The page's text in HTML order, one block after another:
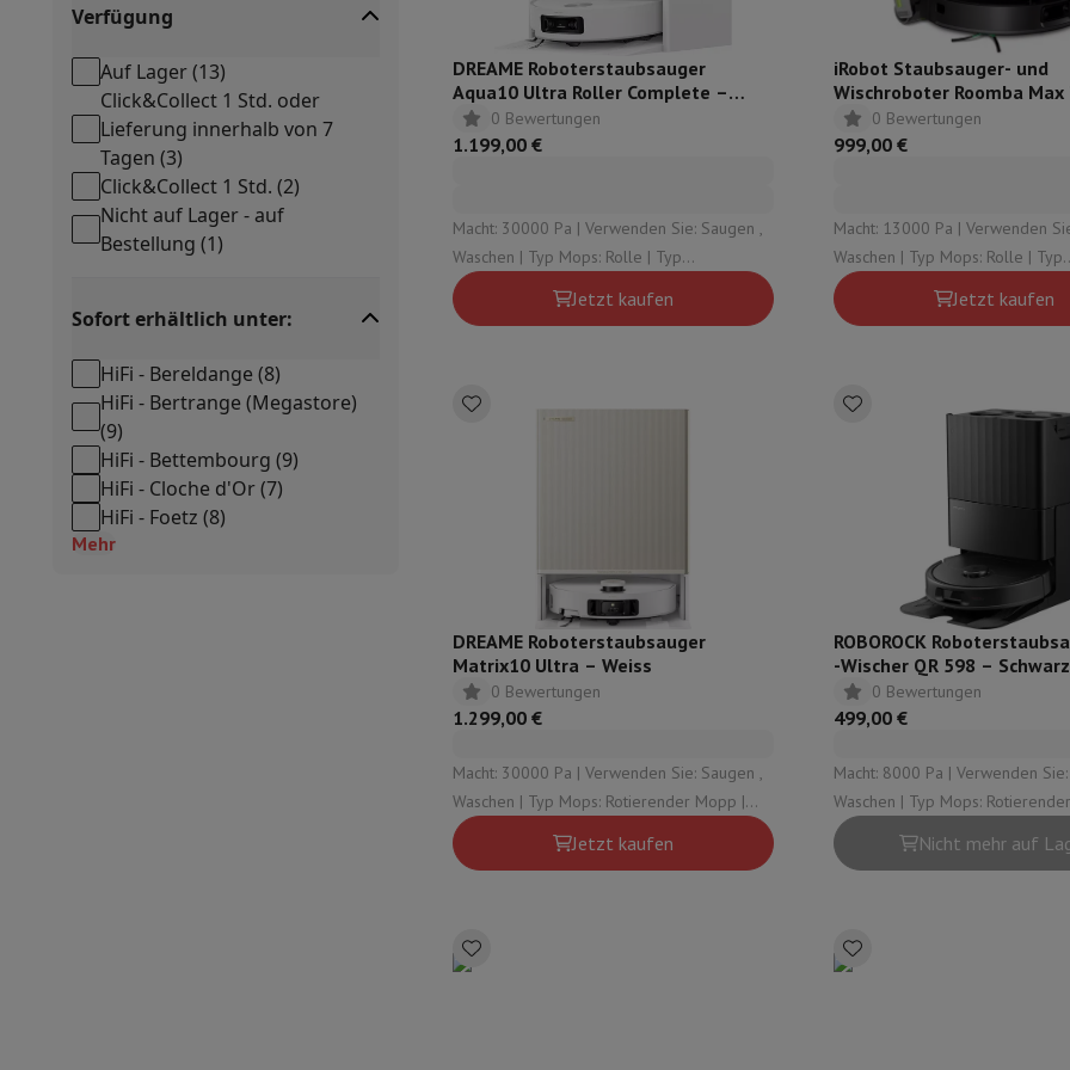
Verfügung
Auf Lager(13)
Click&Collect 1 Std. oder
Lieferung innerhalb von 7
Tagen (3)
Click&Collect 1 Std. (2)
Nicht auf Lager - auf
Bestellung (1)
Sofort erhältlich unter:
HiFi - Bereldange (8)
HiFi - Bertrange (Megastore)
(9)
HiFi - Bettembourg (9)
HiFi - Cloche d'Or(7)
HiFi - Foetz (8)
Mehr
DREAME Roboterstaubsauger
Aqua10 Ultra Roller Complete –
Weiß0 Bewertungen
1.199,00 €
Macht: 30000 Pa | Verwenden Sie: Saugen ,
Waschen | Typ Mops: Rolle | Typ
automatische Entleerungsstation: Sauberes
Wasser , Schmutziges Wasser , Staub
Jetzt kaufen
iRobot Staubsauger- und
Wischroboter Roomba Max
Combo – Schwarz
0 Bewertungen
999,00 €
Macht: 13000 Pa | Verwenden
Waschen | Typ Mops: Rolle | Typ
automatische Entleerungsstation:
Wasser , Schmutziges Wasser ,
Jetzt kaufen
DREAME Roboterstaubsauger
Matrix10 Ultra – Weiss
0 Bewertungen
1.299,00 €
Macht: 30000 Pa | Verwenden Sie: Saugen ,
Waschen | Typ Mops: Rotierender Mopp |
Typ automatische Entleerungsstation:
Sauberes Wasser , Schmutziges Wasser ,
Jetzt kaufen
ROBOROCK
-Wischer QR 598 – Schwarz
0 Bewertungen
499,00 €
Macht: 8000 Pa | Verwenden
Waschen | Typ Mops: Rotierender Mopp |
Typ automatische
Sauberes Wasser , Schmutziges
Nicht mehr auf